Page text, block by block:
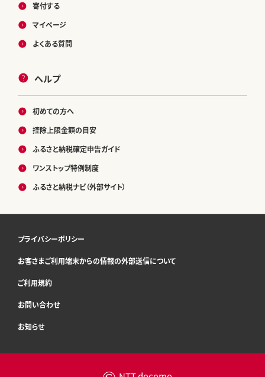
寄付する
マイページ
よくある質問
ヘルプ
初めての方へ
控除上限金額の目安
ふるさと納税確定申告ガイド
ワンストップ特例制度
ふるさと納税ナビ（外部サイト）
プライバシーポリシー
お客さまご利用端末からの情報の外部送信について
ご利用規約
お問い合わせ
お知らせ